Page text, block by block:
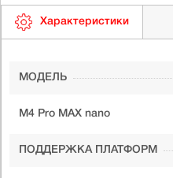
Характеристики
МОДЕЛЬ
M4 Pro MAX nano
ПОДДЕРЖКА ПЛАТФОРМ